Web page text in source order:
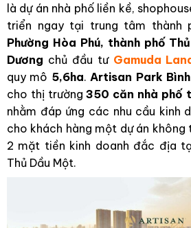
là dự án nhà phố liền kề,
triển ngay tại trung tâm thành
Phường Hòa Phú, thành phố
Dương chủ đầu tư Gamuda
quy mô 5,6ha. Artisan Park
cho thị trường 350 căn nhà phố
nhằm đáp ứng các nhu cầu kinh
cho khách hàng một dự án không
2 mặt tiền kinh doanh đắc địa
Thủ Dầu Một.